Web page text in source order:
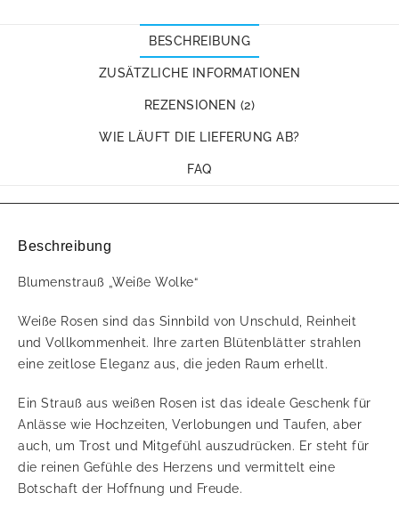
BESCHREIBUNG
ZUSÄTZLICHE INFORMATIONEN
REZENSIONEN (2)
WIE LÄUFT DIE LIEFERUNG AB?
FAQ
Beschreibung
Blumenstrauß „Weiße Wolke“
Weiße Rosen sind das Sinnbild von Unschuld, Reinheit
und Vollkommenheit. Ihre zarten Blütenblätter strahlen
eine zeitlose Eleganz aus, die jeden Raum erhellt.
Ein Strauß aus weißen Rosen ist das ideale Geschenk für
Anlässe wie Hochzeiten, Verlobungen und Taufen, aber
auch, um Trost und Mitgefühl auszudrücken. Er steht für
die reinen Gefühle des Herzens und vermittelt eine
Botschaft der Hoffnung und Freude.